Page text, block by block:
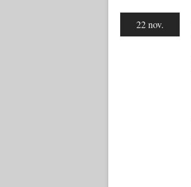
22 nov.